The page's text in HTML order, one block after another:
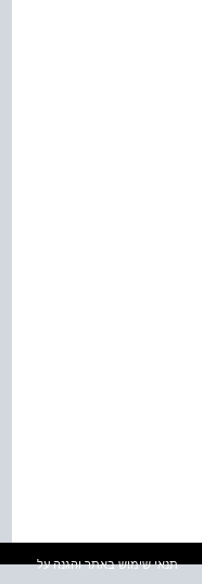
תנאי שימוש באתר והגנה על